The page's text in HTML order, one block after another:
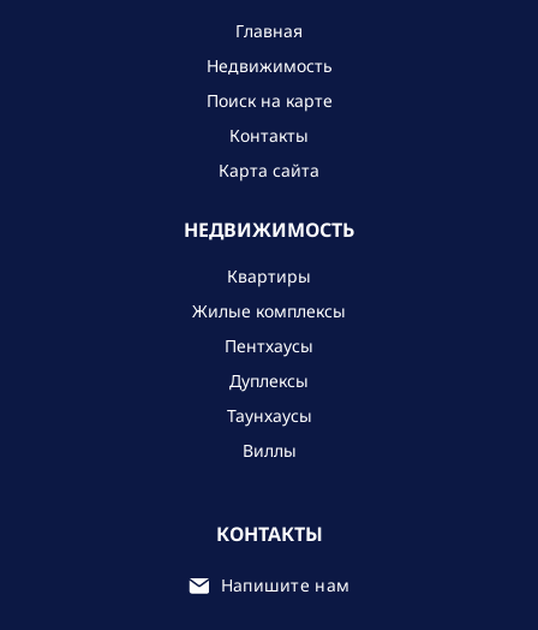
Главная
Недвижимость
Поиск на карте
Контакты
Карта сайта
НЕДВИЖИМОСТЬ
Квартиры
Жилые комплексы
Пентхаусы
Дуплексы
Таунхаусы
Виллы
КОНТАКТЫ
Напишите нам